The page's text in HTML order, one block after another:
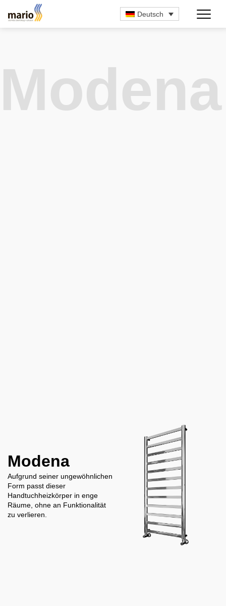
Deutsch
Modena
Modena
Aufgrund seiner ungewöhnlichen
Form passt dieser
Handtuchheizkörper in enge
Räume, ohne an Funktionalität
zu verlieren.